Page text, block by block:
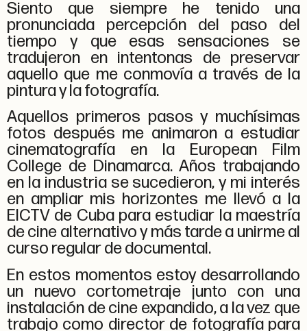
Siento que siempre he tenido una
pronunciada percepción del paso del
tiempo y que esas sensaciones se
tradujeron en intentonas de preservar
aquello que me conmovía a través de la
pintura y la fotografía.
Aquellos primeros pasos y muchísimas
fotos después me animaron a estudiar
cinematografía en la European Film
College de Dinamarca. Años trabajando
en la industria se sucedieron, y mi interés
en ampliar mis horizontes me llevó a la
EICTV de Cuba para estudiar la maestría
de cine alternativo y más tarde a unirme al
curso regular de documental.
En estos momentos estoy desarrollando
un nuevo cortometraje junto con una
instalación de cine expandido, a la vez que
trabajo como director de fotografía para